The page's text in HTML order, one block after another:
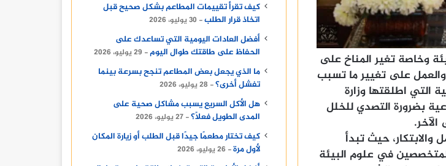
وخاصة تغير المناخ على
والعمل على تغيير ما تسبب
التي اطلقتها وزارة
بضرورة التصدي للخلل
والابتكار، حيث تبدأ
في علوم البيئة
كيف تقرأ تقييمات المطاعم بشكل صحيح قبل
اتخاذ قرار الطلب
30 يوليو، 2026
أفضل العادات اليومية التي تساعدك على
الحفاظ على طاقتك طوال اليوم
29 يوليو، 2026
ما الذي يجعل بعض المطاعم تنجح بسرعة بينما
تفشل أخرى؟
28 يوليو، 2026
هل الأكل السريع يسبب مشاكل صحية على
المدى الطويل فعلًا؟
27 يوليو، 2026
كيف تختار مطعمًا جيدًا قبل الطلب أو زيارة المكان
لأول مرة
26 يوليو، 2026